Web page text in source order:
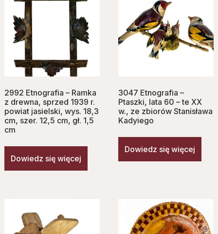
2992 Etnografia – Ramka
z drewna, sprzed 1939 r.
powiat jasielski, wys. 18,3
cm, szer. 12,5 cm, gł. 1,5
cm
Dowiedz się więcej
3047 Etnografia –
Ptaszki, lata 60 – te XX
w., ze zbiorów Stanisława
Kadyiego
Dowiedz się więcej